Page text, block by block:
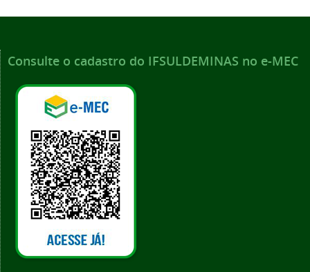
Consulte o cadastro do IFSULDEMINAS no e-MEC